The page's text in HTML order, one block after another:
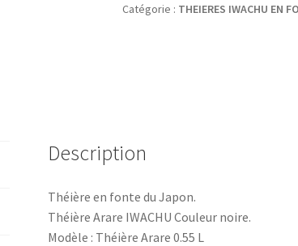
Japon
Catégorie : THEIERES IWACHU EN
Description
Théière en fonte du Japon.
Théière Arare IWACHU Couleur noire.
Modèle : Théière Arare 0.55 L